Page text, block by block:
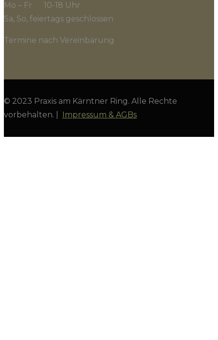
Mo – Fr 10-18 Uhr
Sa, So, feiertags geschlossen
Termine nach Vereinbarung
© 2023 Praxis am Kärntner Ring. Alle Rechte
vorbehalten. |
Impressum & AGBs